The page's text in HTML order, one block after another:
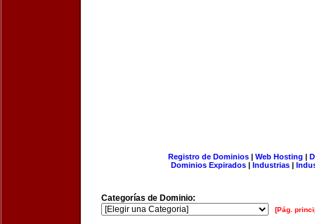
Registro de Dominios| Web Hosting |
Dominios Expirados | Industrias |
Categorías de Dominio:
[Pág.